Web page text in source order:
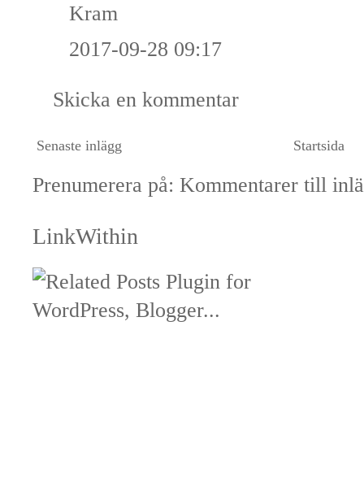
Kram
2017-09-28 09:17
Skicka en kommentar
Senaste inlägg Startsida
Prenumerera på: Kommentarer till
LinkWithin